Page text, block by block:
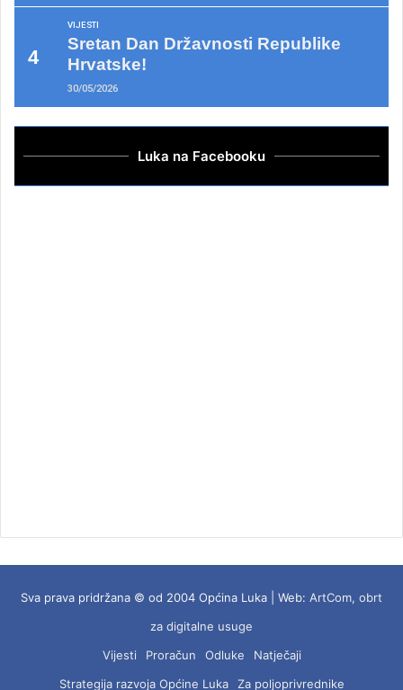
VIJESTI
Sretan Dan Državnosti Republike
Hrvatske!
30/05/2026
Luka na Facebooku
Sva prava pridržana © od 2004 Općina Luka | Web: ArtCom, obrt
za digitalne usuge
Vijesti
Proračun Odluke
Natječaji
Strategija razvoja Općine Luka
Za poljoprivrednike